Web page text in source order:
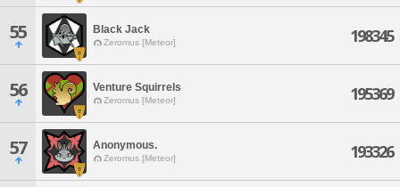
55 Black Jack
Zeromus [Meteor] 198345
56 Venture Squirrels
Zeromus [Meteor] 195369
57 Anonymous.
Zeromus [Meteor] 193326